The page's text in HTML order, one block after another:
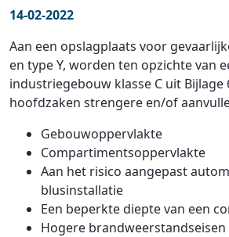
14-02-2022
Aan een opslagplaats voor
en type Y, worden ten opzichte van
industriegebouw klasse C uit Bijlage
hoofdzaken strengere en/of
Gebouwoppervlakte
Compartimentsoppervlakte
Aan het risico aangepast
blusinstallatie
Een beperkte diepte van een
Hogere brandweerstandseisen